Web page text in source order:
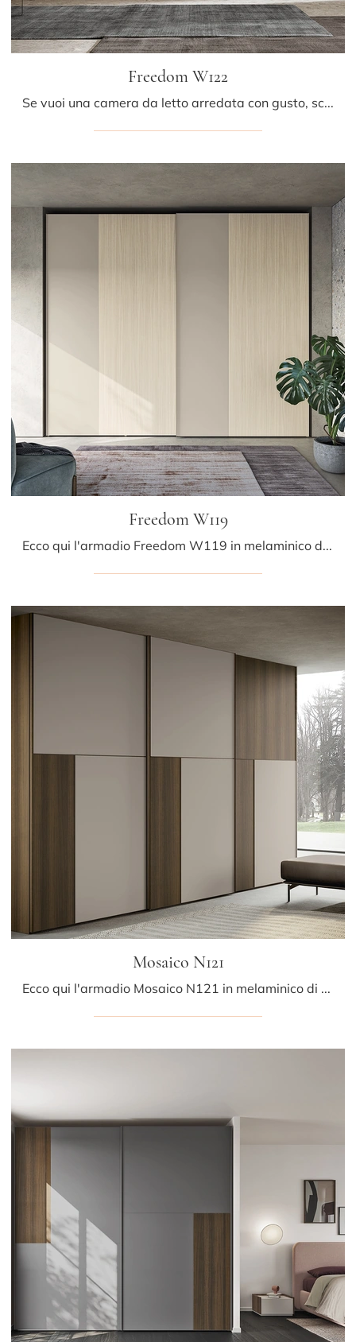
Freedom W122
Se vuoi una camera da letto arredata con gusto, scegli l'armadio Freedom W122 con ante scorrevoli di Colombini Casa!
Freedom W119
Ecco qui l'armadio Freedom W119 in melaminico di Colombini Casa! Una ricca gamma di armadi a muro con ante scorrevoli.
Mosaico N121
Ecco qui l'armadio Mosaico N121 in melaminico di Colombini Casa! Un ricco catalogo di armadi a muro con ante scorrevoli.